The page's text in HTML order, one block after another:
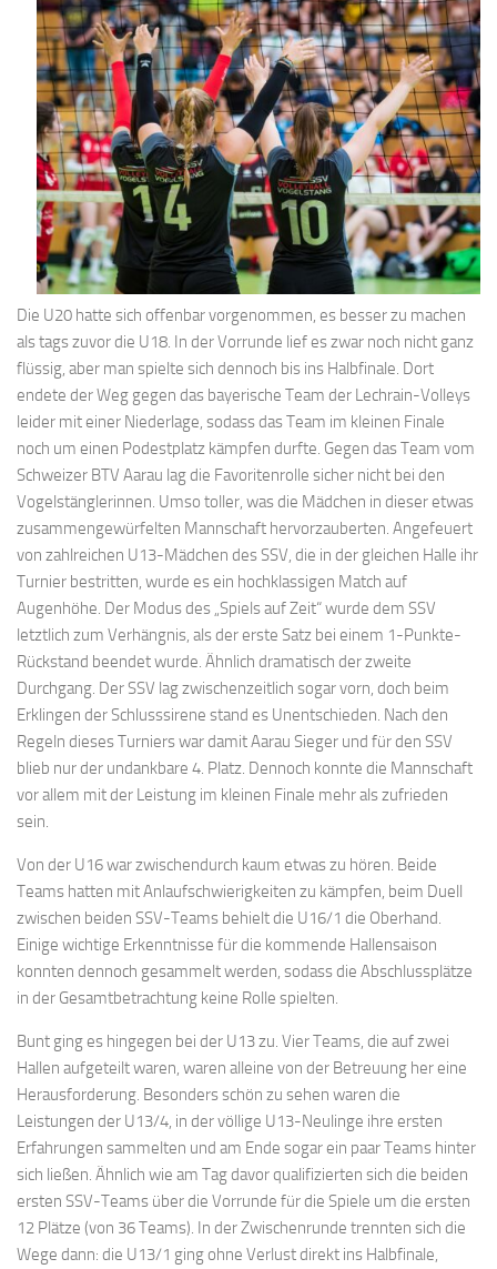
Die U20 hatte sich offenbar vorgenommen, es besser zu machen
als tags zuvor die U18. In der Vorrunde lief es zwar noch nicht ganz
flüssig, aber man spielte sich dennoch bis ins Halbfinale. Dort
endete der Weg gegen das bayerische Team der Lechrain-Volleys
leider mit einer Niederlage, sodass das Team im kleinen Finale
noch um einen Podestplatz kämpfen durfte. Gegen das Team vom
Schweizer BTV Aarau lag die Favoritenrolle sicher nicht bei den
Vogelstänglerinnen. Umso toller, was die Mädchen in dieser etwas
zusammengewürfelten Mannschaft hervorzauberten. Angefeuert
von zahlreichen U13-Mädchen des SSV, die in der gleichen Halle ihr
Turnier bestritten, wurde es ein hochklassigen Match auf
Augenhöhe. Der Modus des „Spiels auf Zeit“ wurde dem SSV
letztlich zum Verhängnis, als der erste Satz bei einem 1-Punkte-
Rückstand beendet wurde. Ähnlich dramatisch der zweite
Durchgang. Der SSV lag zwischenzeitlich sogar vorn, doch beim
Erklingen der Schlusssirene stand es Unentschieden. Nach den
Regeln dieses Turniers war damit Aarau Sieger und für den SSV
blieb nur der undankbare 4. Platz. Dennoch konnte die Mannschaft
vor allem mit der Leistung im kleinen Finale mehr als zufrieden
sein.
Von der U16 war zwischendurch kaum etwas zu hören. Beide
Teams hatten mit Anlaufschwierigkeiten zu kämpfen, beim Duell
zwischen beiden SSV-Teams behielt die U16/1 die Oberhand.
Einige wichtige Erkenntnisse für die kommende Hallensaison
konnten dennoch gesammelt werden, sodass die Abschlussplätze
in der Gesamtbetrachtung keine Rolle spielten.
Bunt ging es hingegen bei der U13 zu. Vier Teams, die auf zwei
Hallen aufgeteilt waren, waren alleine von der Betreuung her eine
Herausforderung. Besonders schön zu sehen waren die
Leistungen der U13/4, in der völlige U13-Neulinge ihre ersten
Erfahrungen sammelten und am Ende sogar ein paar Teams hinter
sich ließen. Ähnlich wie am Tag davor qualifizierten sich die beiden
ersten SSV-Teams über die Vorrunde für die Spiele um die ersten
12 Plätze (von 36 Teams). In der Zwischenrunde trennten sich die
Wege dann: die U13/1 ging ohne Verlust direkt ins Halbfinale,